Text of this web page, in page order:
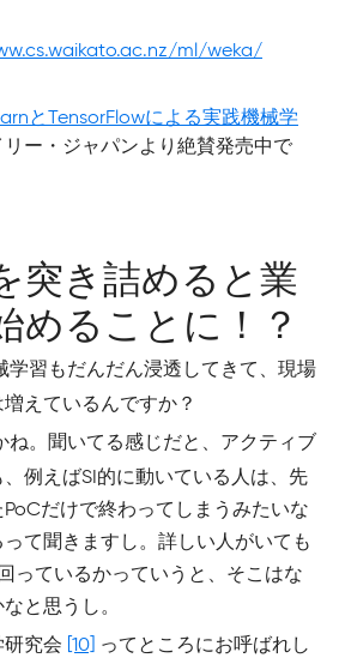
ml/weka/
とTensorFlowによる実践機械学
リー・ジャパンより絶賛発売中で
突き詰めると業
めることに！？
学習もだんだん浸透してきて、現場
えているんですか？
ね。聞いてる感じだと、アクティブ
例えばSI的に動いている人は、先
だけで終わってしまうみたいな
て聞きますし。詳しい人がいても
っているかっていうと、そこはな
と思うし。
究会 [10] ってところにお呼ばれし